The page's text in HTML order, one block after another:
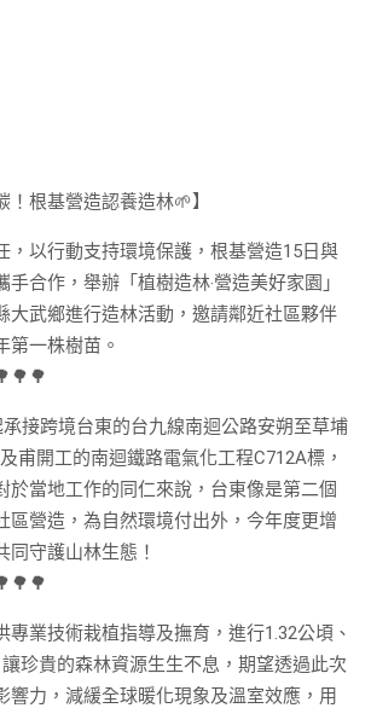
！根基營造認養造林🌱】
，以行動支持環境保護，根基營造15日與
合作，舉辦「植樹造林‧營造美好家園」
大武鄉進行造林活動，邀請鄰近社區夥伴
第一株樹苗。
🌳 🌳
接跨境台東的台九線南迴公路安朔至草埔
甫開工的南迴鐵路電氣化工程C712A標，
於當地工作的同仁來說，台東像是第二個
區營造，為自然環境付出外，今年度更增
同守護山林生態！
🌳 🌳
專業技術栽植指導及撫育，進行1.32公頃、
珍貴的森林資源生生不息，期望透過此次
響力，減緩全球暖化現象及溫室效應，用